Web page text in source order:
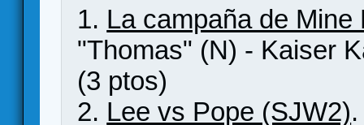
1. La campaña de Mine
"Thomas" (N) - Kaiser
(3 ptos)
2. Lee vs Pope (SJW2)